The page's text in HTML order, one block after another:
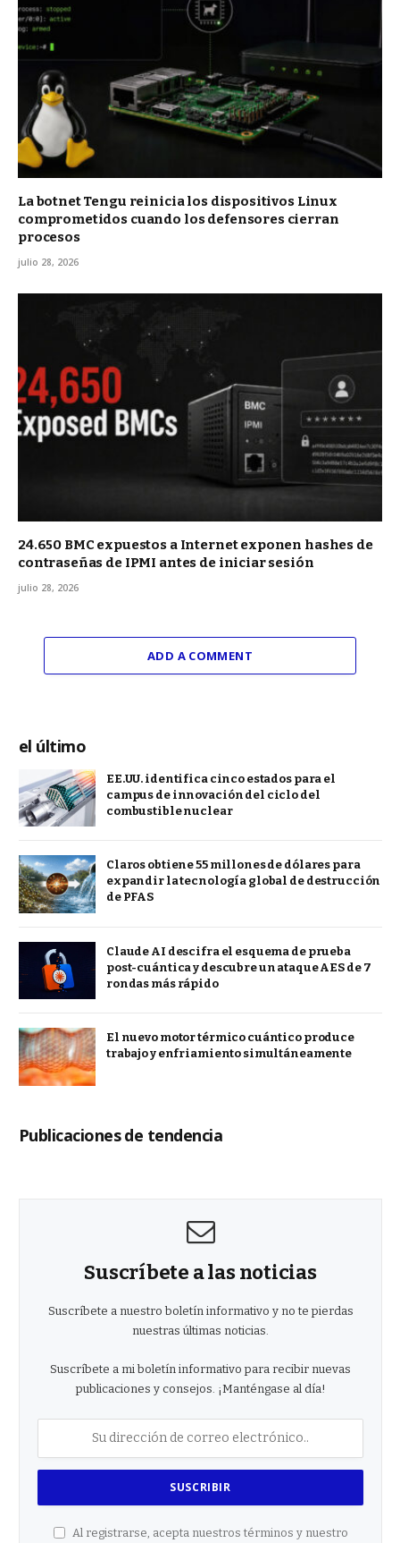
La botnet Tengu reinicia los dispositivos Linux
comprometidos cuando los defensores cierran
procesos
julio 28, 2026
24.650 BMC expuestos a Internet exponen hashes de
contraseñas de IPMI antes de iniciar sesión
julio 28, 2026
ADD A COMMENT
el último
EE.UU. identifica cinco estados para el
campus de innovación del ciclo del
combustible nuclear
Claros obtiene 55 millones de dólares para
expandir la tecnología global de destrucción
de PFAS
Claude AI descifra el esquema de prueba
post-cuántica y descubre un ataque AES de 7
rondas más rápido
El nuevo motor térmico cuántico produce
trabajo y enfriamiento simultáneamente
Publicaciones de tendencia
Suscríbete a las noticias
Suscríbete a nuestro boletín informativo y no te pierdas
nuestras últimas noticias.
Suscríbete a mi boletín informativo para recibir nuevas
publicaciones y consejos. ¡Manténgase al día!
Al registrarse, acepta nuestros términos y nuestro